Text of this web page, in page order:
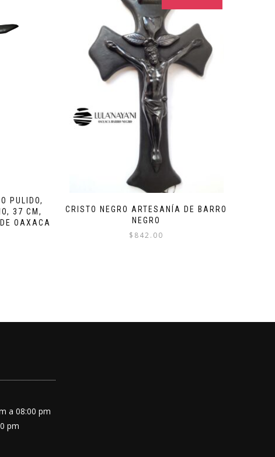
PULIDO,
37 CM,
OAXACA
CRISTO NEGRO ARTESANÍA DE BARRO
NEGRO
$ 842.00
a 08:00 pm
pm